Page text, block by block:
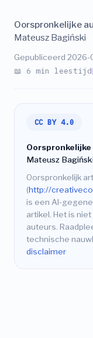
Oorspronkelijke
Mateusz Bagiński
Gepubliceerd 2026-
📖 6 min leestijd
CC BY 4.0
Mateusz
Oorspronkelijk
(http://
is een AI-
artikel. Het is
auteurs.
technische
disclaimer